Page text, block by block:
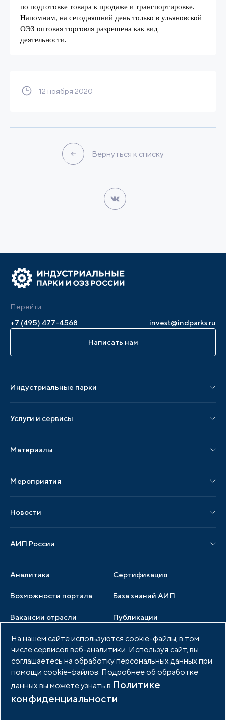
по подготовке товара к продаже и транспортировке.
Напомним, на сегодняшний день только в ульяновской
ОЭЗ оптовая торговля разрешена как вид
деятельности.
12 ноября 2020
Вернуться к списку
Перейти
+7 (495) 477-4568
invest@indparks.ru
Написать нам
Индустриальные парки
Парки по регионам
Услуги и сервисы
Услуги по локализации
Аналитика Сертификация
Возможности портала
Материалы
Публикации СМИ и статьи
Образцы документов
База знаний АИП
Вакансии отрасли
Мероприятия
Мероприятия отрасли
Новости
Новости отрасли
Публикации
Медиатека Тендеры
АИП России
Члены ассоциации
Услуги ассоциации
Документы АИП
Партнеры ассоциации
Фото и видео
Членство в АИП Войти в личный кабинет
На нашем сайте используются cookie-файлы, в том
числе сервисов веб-аналитики. Используя сайт, вы
соглашаетесь на обработку персональных данных при
помощи cookie-файлов. Подробнее об обработке
данных вы можете узнать в Политике
конфиденциальности